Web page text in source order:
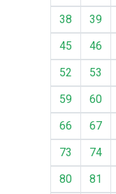
38
39
45
46
52
53
59
60
66
67
73
74
80
81